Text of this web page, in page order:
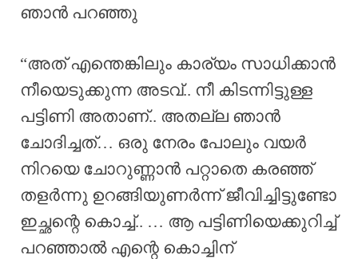
ഞാൻ പറഞ്ഞു
“അത്‌ എന്തെങ്കിലും കാര്യം സാധിക്കാൻ
നീയെടുക്കുന്ന അടവ്.. നീ കിടന്നിട്ടുള്ള
പട്ടിണി അതാണ്‌.. അതല്ല ഞാൻ
ചോദിച്ചത്… ഒരു നേരം പോലും വയർ
നിറയെ ചോറുണ്ണാൻ പറ്റാതെ കരഞ്ഞ്
തളർന്നു ഉറങ്ങിയുണർന്ന് ജീവിച്ചിട്ടുണ്ടോ
ഇച്ഛന്റെ കൊച്ച്.. … ആ പട്ടിണിയെക്കുറിച്ച്
പറഞ്ഞാൽ എന്റെ കൊച്ചിന്